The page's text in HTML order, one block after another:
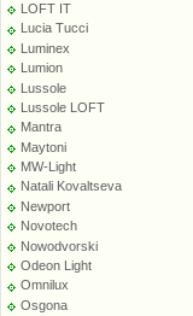
LOFT IT
Lucia Tucci
Luminex
Lumion
Lussole
Lussole LOFT
Mantra
Maytoni
MW-Light
Natali Kovaltseva
Newport
Novotech
Nowodvorski
Odeon Light
Omnilux
Osgona